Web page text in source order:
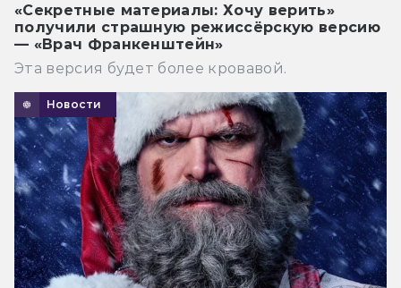
«Секретные материалы: Хочу верить»
получили страшную режиссёрскую версию
— «Врач Франкенштейн»
Эта версия будет более кровавой.
Новости